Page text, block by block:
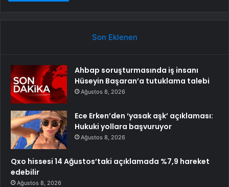
Son Eklenen
Ahbap soruşturmasında iş insanı
Hüseyin Başaran’a tutuklama talebi
Ağustos 8, 2026
Ece Erken’den ‘yasak aşk’ açıklaması:
Hukuki yollara başvuruyor
Ağustos 8, 2026
Qxo hissesi 14 Ağustos’taki açıklamada %7,9 hareket
edebilir
Ağustos 8, 2026